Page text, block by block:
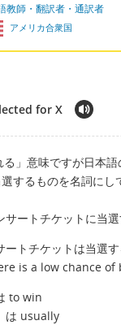
教師・翻訳者・通訳者
アメリカ合衆国
for X
る」意味ですが日本
するものを名詞にし
サートチケットに
ートチケットは当選
is a low chance
to win
は usually